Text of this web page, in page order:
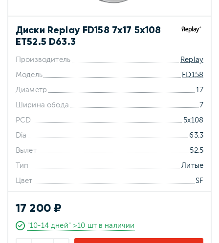
Диски Replay FD158 7x17 5x108
ET52.5 D63.3
Производитель Replay
Модель FD158
Диаметр 17
Ширина обода 7
PCD 5x108
Dia 63.3
Вылет 52.5
Тип Литые
Цвет SF
17 200 ₽
"10-14 дней" >10 шт в наличии